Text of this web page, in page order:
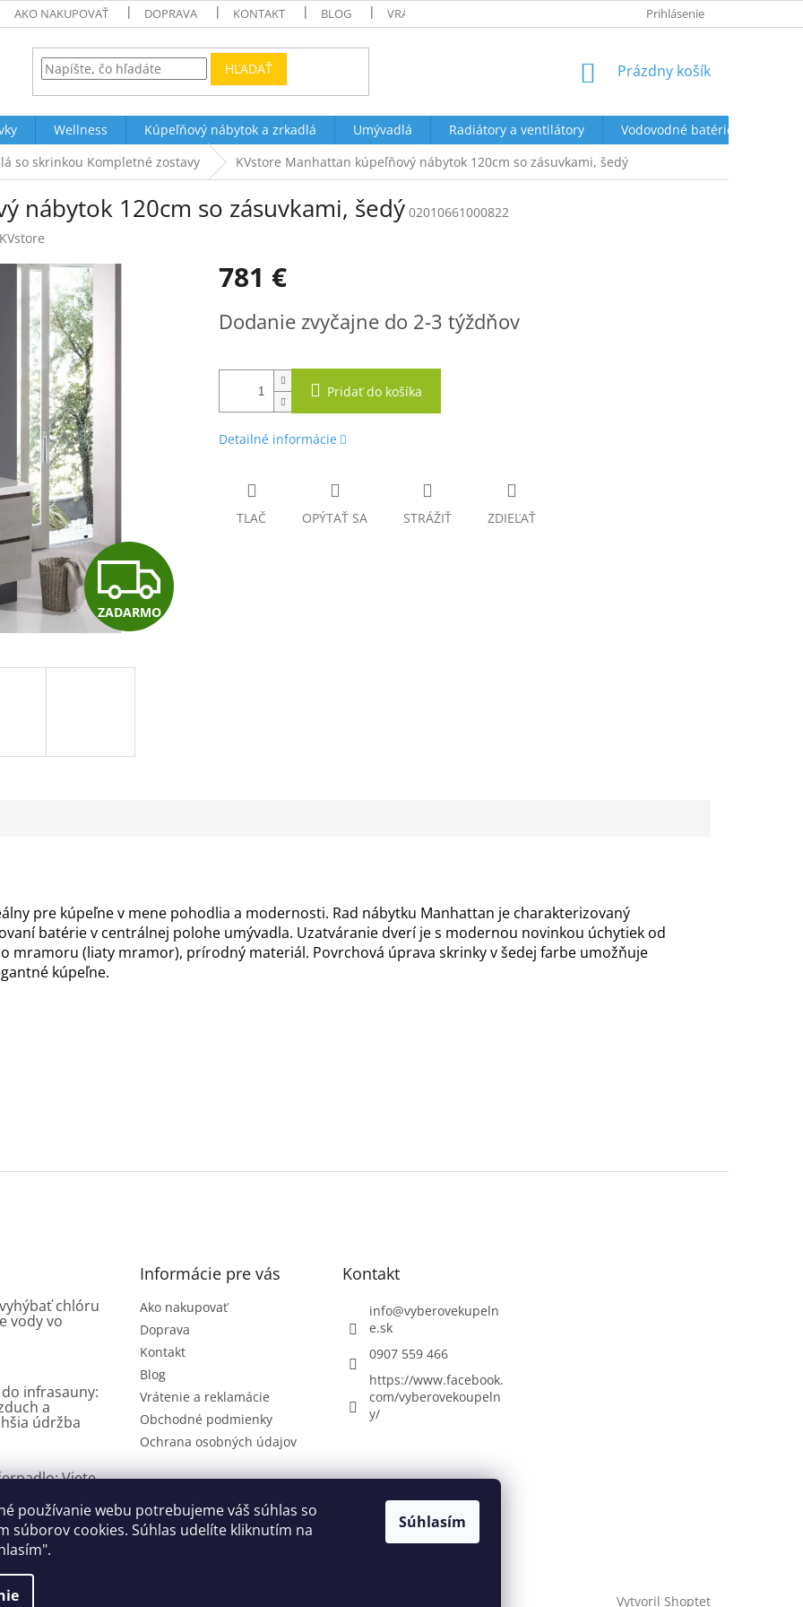
používanie webu potrebujeme váš súhlas so
súborov cookies. Súhlas udelíte kliknutím na
Súhlasím
AKO NAKUPOVAŤ DOPRAVA KONTAKT BLOG VRÁTENIE A REKLAMÁCIE OBCHODNÉ PODMIENKY
Prihlásenie
HĽADAŤ
NÁKUPNÝ
Prázdny košík
Wellness Kúpeľňový nábytok a zrkadlá Umývadlá Radiátory a ventilátory
Vodovodné batérie a sprchy
so skrinkou Kompletné zostavy KVstore Manhattan kúpeľňový nábytok 120cm so zásuvkami, šedý
nábytok 120cm so zásuvkami, šedý 02010661000822
KVstore
Z
A
M
O
ZADARMO
781 €
cena:
Dodanie zvyčajne do 2-3 týždňov
Pridať do košíka
Detailné informácie
TLAČ OPÝTAŤ SA STRÁŽIŤ ZDIEĽAŤ
pre kúpeľne v mene pohodlia a modernosti. Rad nábytku Manhattan je charakterizovaný
batérie v centrálnej polohe umývadla. Uzatváranie dverí je s modernou novinkou úchytiek od
mramoru (liaty mramor), prírodný materiál. Povrchová úprava skrinky v šedej farbe umožňuje
kúpeľne.
chlóru
vody vo
infrasauny:
a
údržba
Viete,
Informácie pre vás
Ako nakupovať
Doprava
Kontakt
Blog
Vrátenie a reklamácie
Obchodné podmienky
Ochrana osobných údajov
Kontakt
info@vyberovekupeln
e.sk
0907 559 466
https://www.facebook.
com/vyberovekoupeln
y/
Vytvoril Shoptet